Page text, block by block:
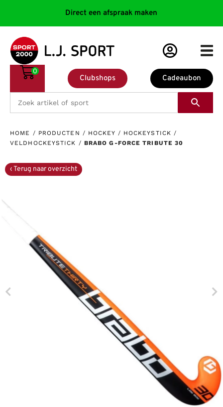
Direct een afspraak maken
Cadeaubon
Clubshops
0
HOME / PRODUCTEN / HOCKEY / HOCKEYSTICK /
VELDHOCKEYSTICK / BRABO G-FORCE TRIBUTE 30